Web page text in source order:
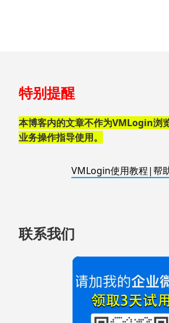
至
脚
特别提醒
本博客内的文章不作为VMLogin浏
业务操作指导使用。
VMLogin使用教程|帮
联系我们